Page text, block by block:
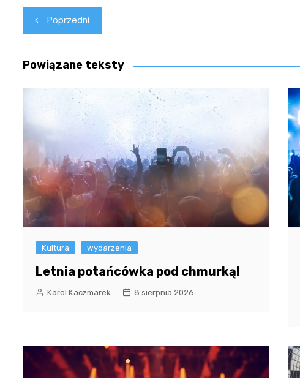
Nawigacja
wpisu
Poprzedni
Powiązane teksty
Kultura wydarzenia
Letnia potańcówka pod chmurką!
Karol Kaczmarek 8 sierpnia 2026